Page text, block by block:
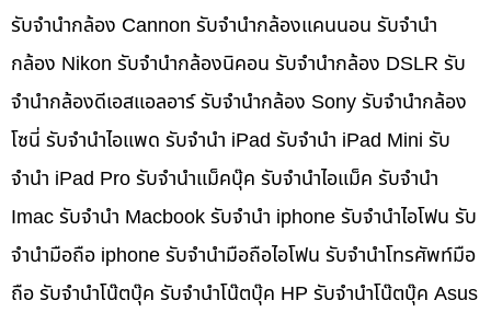
รับจำนำกล้อง Cannon รับจำนำกล้องแคนนอน รับจำนำ
กล้อง Nikon รับจำนำกล้องนิคอน รับจำนำกล้อง DSLR รับ
จำนำกล้องดีเอสแอลอาร์ รับจำนำกล้อง Sony รับจำนำกล้อง
โซนี่ รับจำนำไอแพด รับจำนำ iPad รับจำนำ iPad Mini รับ
จำนำ iPad Pro รับจำนำแม็คบุ๊ค รับจำนำไอแม็ค รับจำนำ
Imac รับจำนำ Macbook รับจำนำ iphone รับจำนำไอโฟน รับ
จำนำมือถือ iphone รับจำนำมือถือไอโฟน รับจำนำโทรศัพท์มือ
ถือ รับจำนำโน๊ตบุ๊ค รับจำนำโน๊ตบุ๊ค HP รับจำนำโน๊ตบุ๊ค Asus